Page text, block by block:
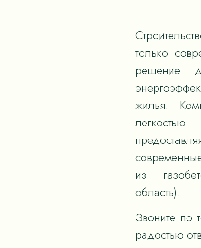
только
решение
жилья.
из
область).
Звоните по
радостью